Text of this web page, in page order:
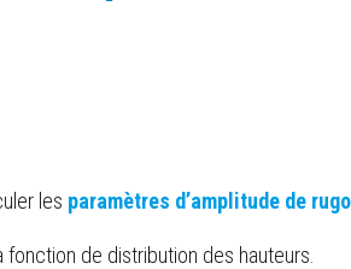
les paramètres d’amplitude de
de distribution des hauteurs.